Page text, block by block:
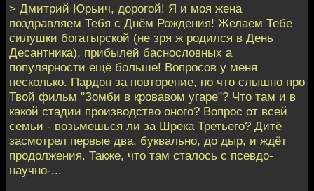
> Дмитрий Юрьич, дорогой! Я и моя жена
поздравляем Тебя с Днём Рождения! Желаем Тебе
силушки богатырской (не зря ж родился в День
Десантника), прибылей баснословных а
популярности ещё больше! Вопросов у меня
несколько. Пардон за повторение, но что слышно про
Твой фильм "Зомби в кровавом угаре"? Что там и в
какой стадии производство оного? Вопрос от всей
семьи - возьмешься ли за Шрека Третьего? Дитё
засмотрел первые два, буквально, до дыр, и ждёт
продолжения. Также, что там сталось с псевдо-
научно-...